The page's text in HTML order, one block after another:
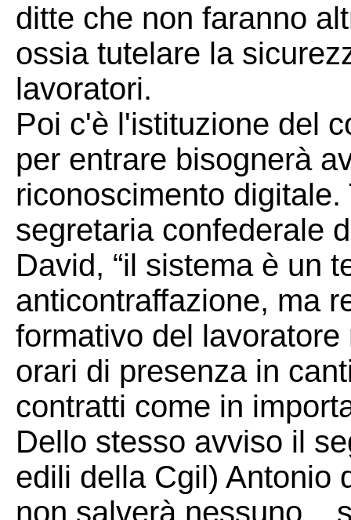
ditte che non faranno
ossia tutelare la
lavoratori.
Poi c'è l'istituzione del
per entrare bisognerà
riconoscimento
segretaria confederale
David, “il sistema è un
anticontraffazione, ma
formativo del
orari di presenza in
contratti come in
Dello stesso avviso il
edili della Cgil) Antonio
non salverà nessuno...